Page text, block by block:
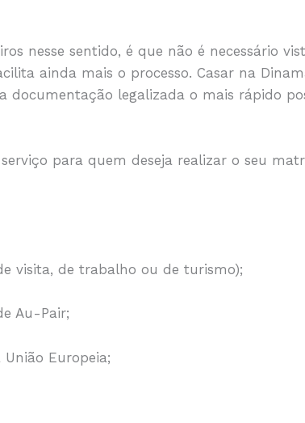
nesse sentido, é que não é necessário
ainda mais o processo. Casar na
documentação legalizada o mais rápido
para quem deseja realizar o seu
visita, de trabalho ou de turismo);
Au-Pair;
Europeia;